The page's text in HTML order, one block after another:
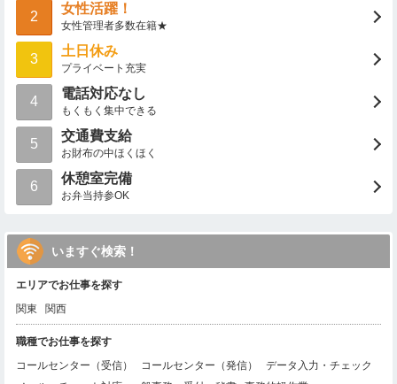
2
女性活躍！
女性管理者多数在籍★
3
土日休み
プライベート充実
4
電話対応なし
もくもく集中できる
5
交通費支給
お財布の中ほくほく
6
休憩室完備
お弁当持参OK
いますぐ検索！
エリアでお仕事を探す
関東
関西
職種でお仕事を探す
コールセンター（受信）
コールセンター（発信）
データ入力・チェック